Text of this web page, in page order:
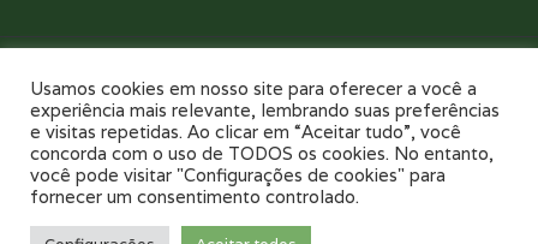
Desenvolvido com essência pela:
NOSSO COLÉGIO TOUR VIRTUAL 360
Usamos cookies em nosso site para oferecer a você a
experiência mais relevante, lembrando suas preferências
e visitas repetidas. Ao clicar em “Aceitar tudo”, você
concorda com o uso de TODOS os cookies. No entanto,
você pode visitar "Configurações de cookies" para
fornecer um consentimento controlado.